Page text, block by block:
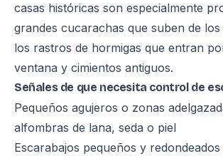
casas históricas son especialmente
grandes cucarachas que suben de los
los rastros de hormigas que entran
ventana y cimientos antiguos.
Señales de que necesita control de
Pequeños agujeros o zonas
alfombras de lana, seda o piel
Escarabajos pequeños y